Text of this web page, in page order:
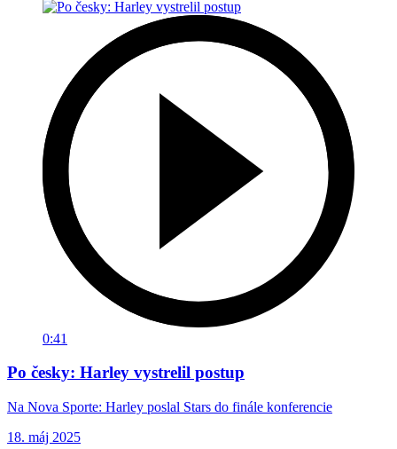
0:41
Po česky: Harley vystrelil postup
Na Nova Sporte: Harley poslal Stars do finále konferencie
18. máj 2025